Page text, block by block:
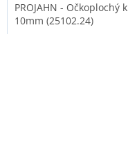
PROJAHN - Očkoplochý
10mm (25102.24)